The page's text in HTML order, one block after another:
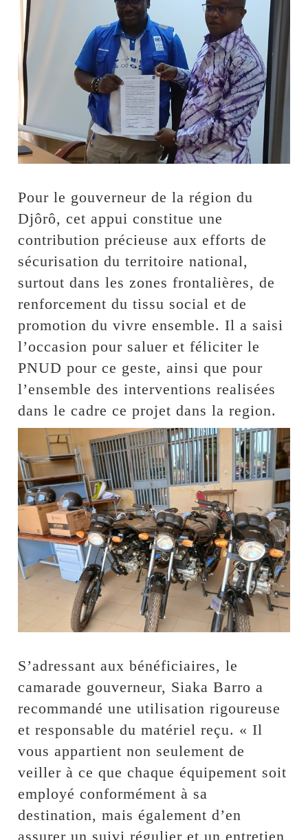
Pour le gouverneur de la région du
Djôrô, cet appui constitue une
contribution précieuse aux efforts de
sécurisation du territoire national,
surtout dans les zones frontalières, de
renforcement du tissu social et de
promotion du vivre ensemble. Il a saisi
l’occasion pour saluer et féliciter le
PNUD pour ce geste, ainsi que pour
l’ensemble des interventions realisées
dans le cadre ce projet dans la region.
S’adressant aux bénéficiaires, le
camarade gouverneur, Siaka Barro a
recommandé une utilisation rigoureuse
et responsable du matériel reçu. « Il
vous appartient non seulement de
veiller à ce que chaque équipement soit
employé conformément à sa
destination, mais également d’en
assurer un suivi régulier et un entretien